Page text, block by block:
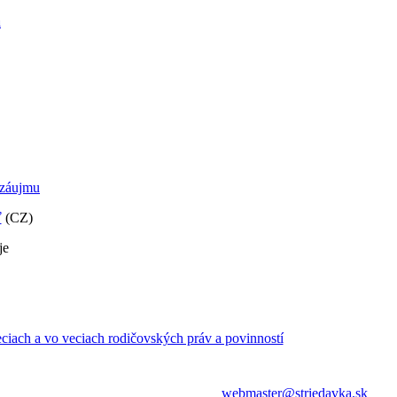
(CZ)
a vo veciach rodičovských práv a povinností
webmaster@striedavka.sk